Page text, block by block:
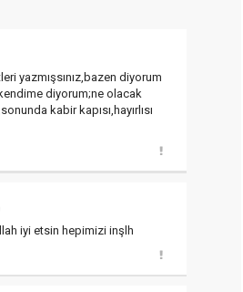
yazmışsınız,bazen diyorum
diyorum;ne olacak
kabir kapısı,hayırlısı
iyi etsin hepimizi inşlh